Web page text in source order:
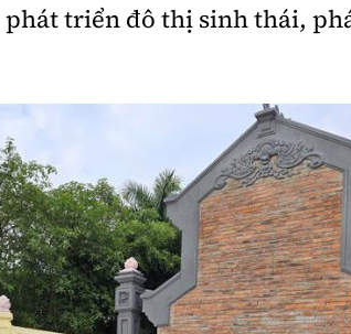
triển đô thị sinh thái,